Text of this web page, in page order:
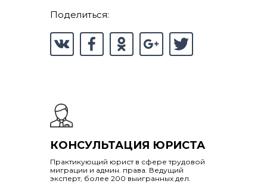
Поделиться:
КОНСУЛЬТАЦИЯ ЮРИСТА
Практикующий юрист в сфере трудовой
миграции и админ. права. Ведущий
эксперт, более 200 выигранных дел.